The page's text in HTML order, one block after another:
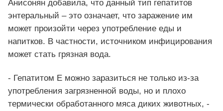
Анисонян добавила, что данный тип гепатитов
энтеральный – это означает, что заражение им
может произойти через употребление еды и
напитков. В частности, источником инфицирования
может стать грязная вода.
- Гепатитом Е можно заразиться не только из-за
употребления загрязненной воды, но и плохо
термически обработанного мяса диких животных, -